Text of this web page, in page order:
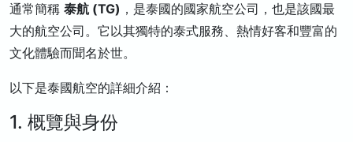
通常簡稱 泰航 (TG) ，是泰國的國家航空公司，也是該國最
大的航空公司。它以其獨特的泰式服務、熱情好客和豐富的
文化體驗而聞名於世。
以下是泰國航空的詳細介紹：
1. 概覽與身份